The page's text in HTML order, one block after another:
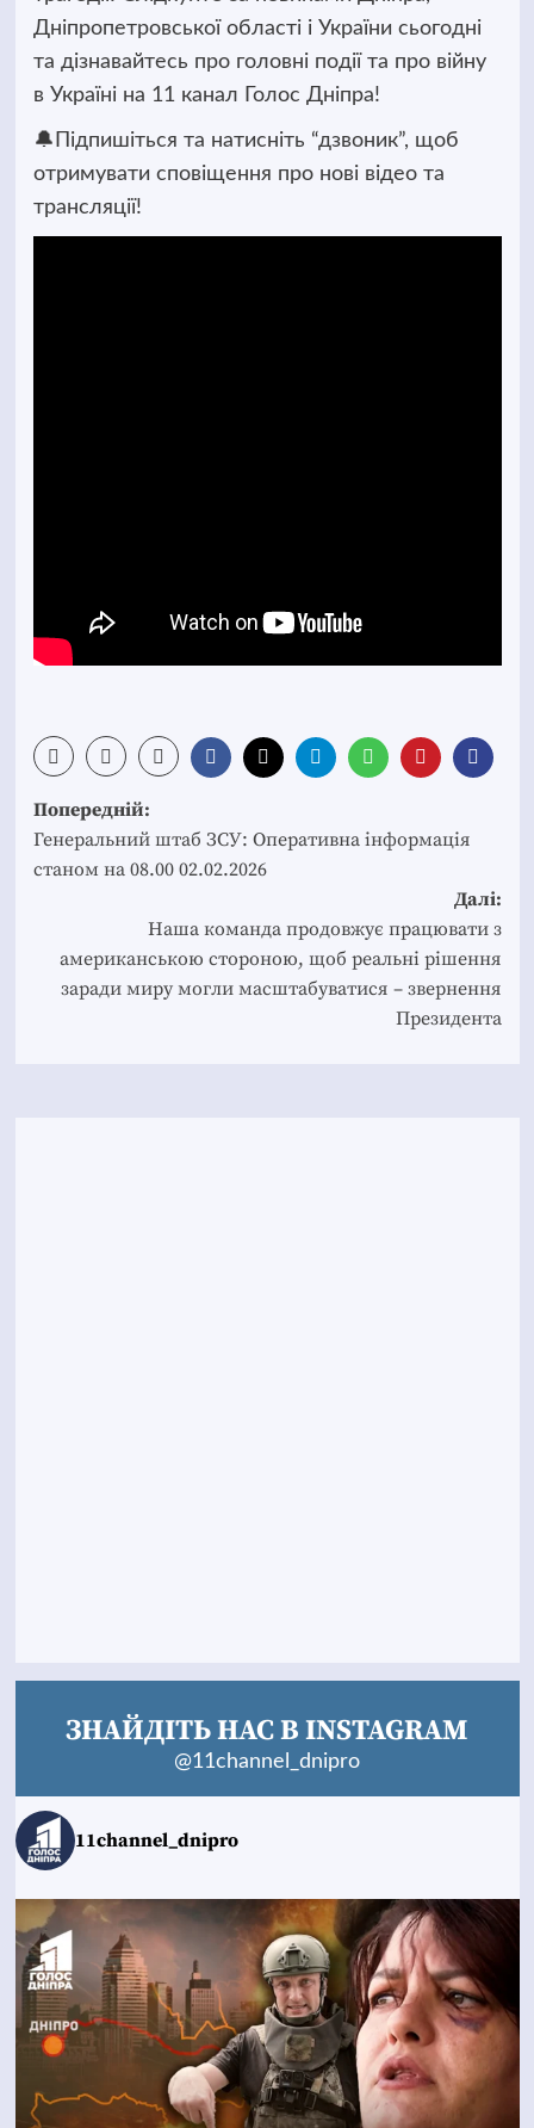
Дніпропетровської області і України сьогодні
та дізнавайтесь про головні події та про війну
в Україні на 11 канал Голос Дніпра!
🔔Підпишіться та натисніть “дзвоник”, щоб
отримувати сповіщення про нові відео та
трансляції!
Post
navigation
Попередній:
Генеральний штаб ЗСУ: Оперативна інформація
станом на 08.00 02.02.2026
Далі:
Наша команда продовжує працювати з
американською стороною, щоб реальні рішення
заради миру могли масштабуватися – звернення
Президента
ЗНАЙДІТЬ НАС В INSTAGRAM
@11channel_dnipro
11channel_dnipro